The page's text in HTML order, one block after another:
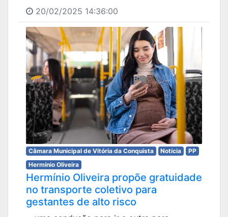
20/02/2025 14:36:00
Câmara Municipal de Vitória da Conquista Notícia
PP
Hermínio Oliveira
Hermínio Oliveira propõe gratuidade
no transporte coletivo para
gestantes de alto risco